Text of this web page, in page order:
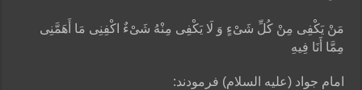
مَنْ یَکْفِی مِنْ کُلِّ شَیْ‏ءٍ وَ لَا یَکْفِی مِنْهُ شَیْ‏ءٌ اکْفِنِی مَا أَهَمَّنِی
مِمَّا أَنَا فِیهِ
امام جواد (علیه السلام) فرمودند: